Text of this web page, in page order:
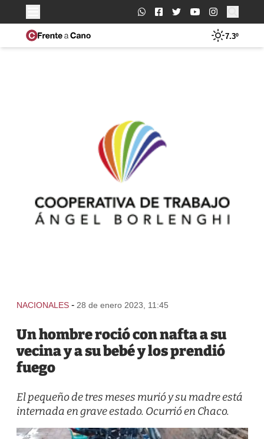
Buscar:
7.3º
NACIONALES - 28 de enero 2023, 11:45
Un hombre roció con nafta a su
vecina y a su bebé y los prendió
fuego
El pequeño de tres meses murió y su madre está
internada en grave estado. Ocurrió en Chaco.